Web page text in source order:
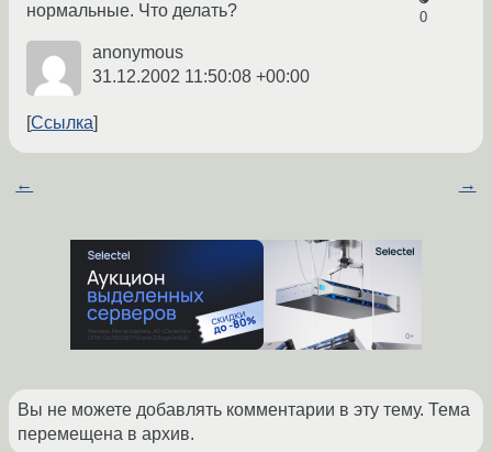
0
нормальные. Что делать?
anonymous
31.12.2002 11:50:08 +00:00
Ссылка
← →
Вы не можете добавлять комментарии в эту тему. Тема
перемещена в архив.